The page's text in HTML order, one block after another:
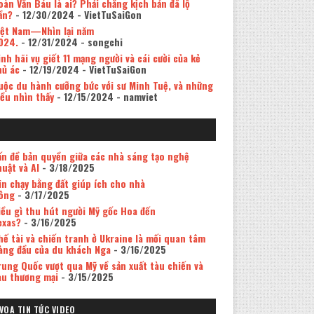
Văn Báu là ai? Phải chăng kịch bản đã lộ
- 12/30/2024 - VietTuSaiGon
Nam—Nhìn lại năm
- 12/31/2024 - songchi
hãi vụ giết 11 mạng người và cái cười của kẻ
ác- 12/19/2024 - VietTuSaiGon
du hành cưỡng bức với sư Minh Tuệ, và những
nhìn thấy- 12/15/2024 - namviet
đề bản quyền giữa các nhà sáng tạo nghệ
và AI- 3/18/2025
chạy bằng đất giúp ích cho nhà
- 3/17/2025
gì thu hút người Mỹ gốc Hoa đến
- 3/16/2025
tài và chiến tranh ở Ukraine là mối quan tâm
đầu của du khách Nga- 3/16/2025
Quốc vượt qua Mỹ về sản xuất tàu chiến và
thương mại- 3/15/2025
VOA TIN TỨC VIDEO